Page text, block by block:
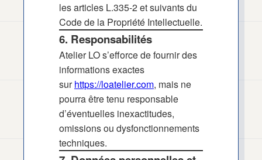
les articles L.335-2 et suivants du
Code de la Propriété Intellectuelle.
6. Responsabilités
Atelier LO s’efforce de fournir des
informations exactes
surhttps://loatelier.com, mais ne
pourra être tenu responsable
d’éventuelles inexactitudes,
omissions ou dysfonctionnements
techniques.